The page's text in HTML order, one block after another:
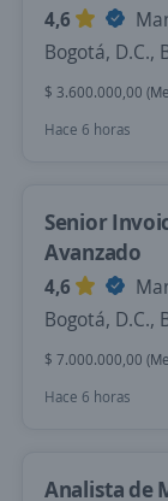
4,6
Bogotá, D.C.,
$ 3.600.000,00
Hace 6 horas
Senior
Avanzado
4,6
Bogotá, D.C.,
$ 7.000.000,00
Hace 6 horas
Analista de